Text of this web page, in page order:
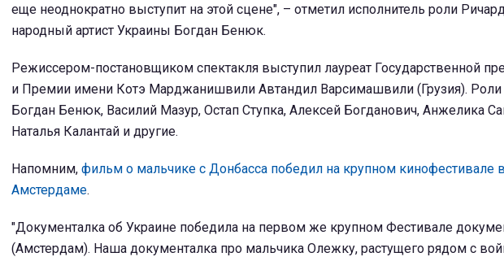
еще неоднократно выступит на этой сцене", – отметил исполнитель роли
народный артист Украины Богдан Бенюк.
Режиссером-постановщиком спектакля выступил лауреат Государственной
и Премии имени Котэ Марджанишвили Автандил Варсимашвили (Грузия). Роли
Богдан Бенюк, Василий Мазур, Остап Ступка, Алексей Богданович, Анжелика
Наталья Калантай и другие.
Напомним, фильм о мальчике с Донбасса победил на крупном кинофестивале
Амстердаме.
"Документалка об Украине победила на первом же крупном Фестивале
(Амстердам). Наша документалка про мальчика Олежку, растущего рядом с